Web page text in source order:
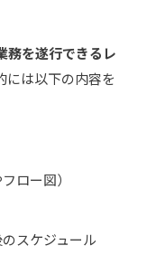
務を遂行できるレ
には以下の内容を
ロー図）
スケジュール